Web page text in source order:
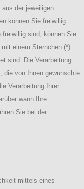
der jeweiligen
können Sie freiwillig
freiwillig sind, können Sie
einem Sternchen (*)
sind. Die Verarbeitung
die von Ihnen gewünschte
Verarbeitung Ihrer
wann Ihre
Sie bei der
mittels eines